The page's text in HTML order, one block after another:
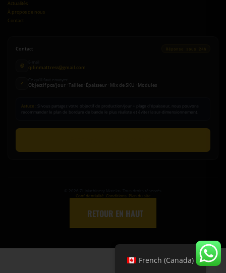
Actualités
À propos de nous
Contact
Contact Réponse sous 24h
@
E-mail
qilinmattress@gmail.com
✓
Ce qu'il faut envoyer
Objectif pcs/jour · Tailles · Épaisseur · Mix de SKU · Modules
Astuce :
Si vous partagez votre objectif de production/jour + plage d'épaisseur, nous pouvons
recommander le plan de bordure de bande le plus réaliste et éviter la sur-dimensionnement.
Confidentialité Conditions Plan du site
RETOUR EN HAUT
French (Canada)